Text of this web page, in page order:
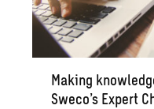
Mak­ing
Sweco’s Ex­pert